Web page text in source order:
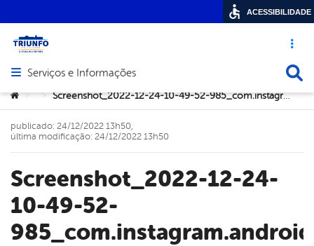
Acesso
Abrir menu principal de navegação
Serviços e Informações
Você está aqui:
> > Screenshot_2022-12-24-10-49-52-985_com.instagram.android
Screenshot_2022-12-24-
10-49-52-
985_com.instagram.android
publicado: 24/12/2022 13h50,
última modificação: 24/12/2022 13h50
ACESSIBILIDADE